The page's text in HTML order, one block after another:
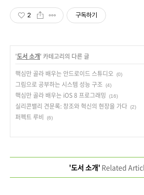
2 구독하기
'도서 소개' 카테고리의 다른 글
핵심만 골라 배우는 안드로이드 스튜디오
(0)
그림으로 공부하는 시스템 성능 구조 (4)
핵심만 골라 배우는 iOS 8 프로그래밍 (16)
실리콘밸리 견문록: 창조와 혁신의 현장을 가다 (2)
퍼펙트 루비 (6)
'도서 소개'Related